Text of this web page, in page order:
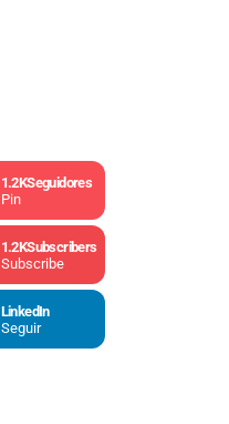
1.2KSeguidores
Pin
1.2KSubscribers
Subscribe
LinkedIn
Seguir